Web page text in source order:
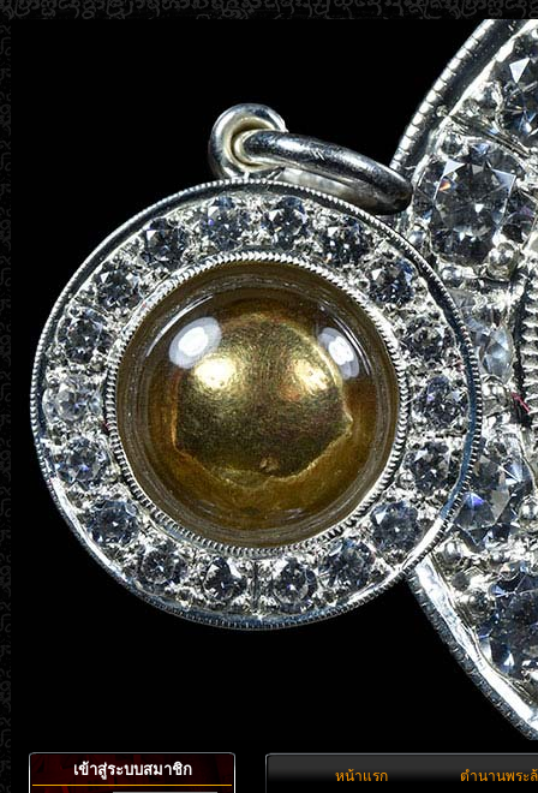
เข้าสู่ระบบสมาชิก
หน้าแรก ตำนานพระ